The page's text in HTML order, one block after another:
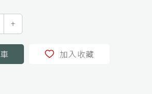
+
加入收藏